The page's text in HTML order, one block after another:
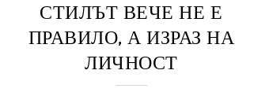
СТИЛЪТ ВЕЧЕ НЕ Е
ПРАВИЛО, А ИЗРАЗ НА
ЛИЧНОСТ